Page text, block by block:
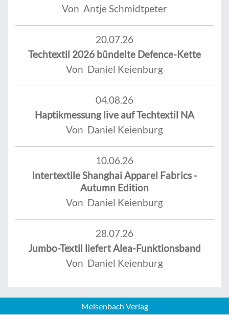
Von Antje Schmidtpeter
20.07.26
Techtextil 2026 bündelte Defence-Kette
Von Daniel Keienburg
04.08.26
Haptikmessung live auf Techtextil NA
Von Daniel Keienburg
10.06.26
Intertextile Shanghai Apparel Fabrics -
Autumn Edition
Von Daniel Keienburg
28.07.26
Jumbo-Textil liefert Alea-Funktionsband
Von Daniel Keienburg
Meisenbach Verlag